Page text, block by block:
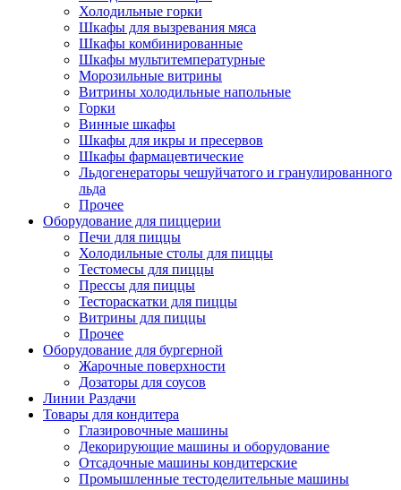
Холодильные горки
Шкафы для вызревания мяса
Шкафы комбинированные
Шкафы мультитемпературные
Морозильные витрины
Витрины холодильные напольные
Горки
Винные шкафы
Шкафы для икры и пресервов
Шкафы фармацевтические
Льдогенераторы чешуйчатого и гранулированного
льда
Прочее
Оборудование для пиццерии
Печи для пиццы
Холодильные столы для пиццы
Тестомесы для пиццы
Прессы для пиццы
Тестораскатки для пиццы
Витрины для пиццы
Прочее
Оборудование для бургерной
Жарочные поверхности
Дозаторы для соусов
Линии Раздачи
Товары для кондитера
Глазировочные машины
Декорирующие машины и оборудование
Отсадочные машины кондитерские
Промышленные тестоделительные машины